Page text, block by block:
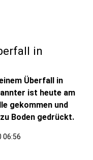
in
Überfall in
ist heute am
gekommen und
Boden gedrückt.
06:56